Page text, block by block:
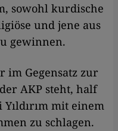
sowohl kurdische
und jene aus
gewinnen.
im Gegensatz zur
AKP steht, half
mit einem
zu schlagen.